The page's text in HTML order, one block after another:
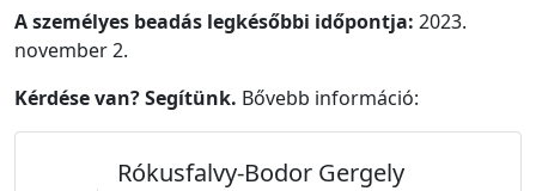
A személyes beadás legkésőbbi időpontja: 2023.
november 2.
Kérdése van? Segítünk. Bővebb információ:
Rókusfalvy-Bodor Gergely